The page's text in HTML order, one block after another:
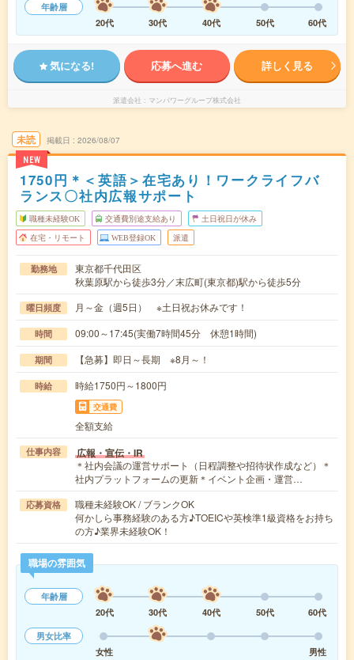
年齢層
20代
30代 40代 50代 60代
気になる! 応募へ進む 詳しく見る
派遣会社 マンパワーグループ株式会社
未読
NEW
掲載日 2026/08/07
1750円＊＜英語＞在宅あり！ワークライフバ
ランス〇社内広報サポート
職種未経験OK 交通費別途支給あり 土日祝日が休み
在宅・リモート WEB登録OK 派遣
勤務地
東京都千代田区
秋葉原駅から徒歩3分／末広町(東京都)駅から徒歩5分
曜日頻度 月～金（週5日） ※土日祝お休みです！
時間 09:00～17:45(実働7時間45分 休憩1時間)
期間 【急募】即日～長期 ※8月～！
時給 時給1750円～1800円
交通費
全額支給
仕事内容 広報・宣伝・IR
＊社内会議の運営サポート（日程調整や招待状作成など）＊
社内プラットフォームの更新＊イベント企画・運営…
応募資格
職種未経験OK / ブランクOK
何かしら事務経験のある方♪TOEICや英検準1級資格をお持ち
の方♪業界未経験OK！
職場の雰囲気
年齢層
20代
30代 40代 50代
60代
男女比率
女性
男性